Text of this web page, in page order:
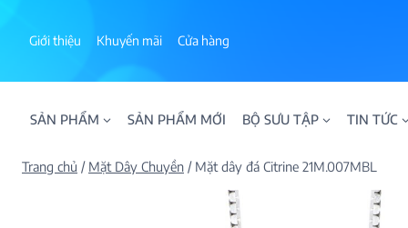
Giới thiệu Khuyến mãi Cửa hàng
SẢN PHẨM SẢN PHẨM MỚI BỘ SƯU TẬP TIN TỨC
Trang chủ / Mặt Dây Chuyền / Mặt dây đá Citrine 21M.007MBL